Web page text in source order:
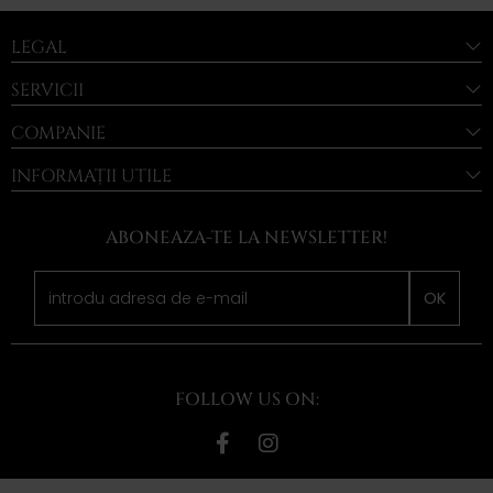
LEGAL
SERVICII
COMPANIE
INFORMAȚII UTILE
ABONEAZA-TE LA NEWSLETTER!
OK
FOLLOW US ON: